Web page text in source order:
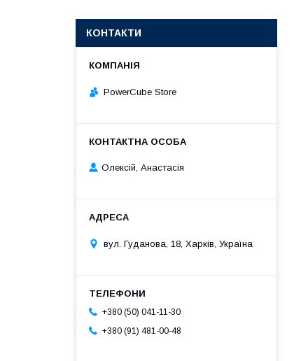
КОНТАКТИ
PowerCube Store
Олексій, Анастасія
вул. Гуданова, 18, Харків, Україна
+380 (50) 041-11-30
+380 (91) 481-00-48